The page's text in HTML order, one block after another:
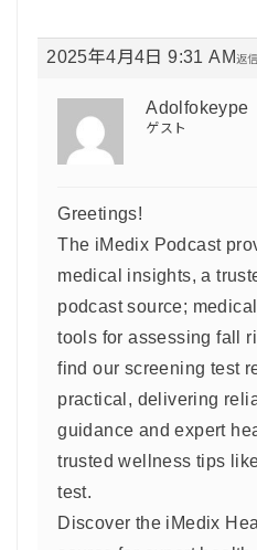
2025年4月4日 9:31 AM返信
Adolfokeype
ゲスト
Greetings!
The iMedix Podcast
medical insights, a
podcast source;
tools for assessing fall
find our screening test
practical, delivering
guidance and expert
trusted wellness tips
test.
Discover the iMedix